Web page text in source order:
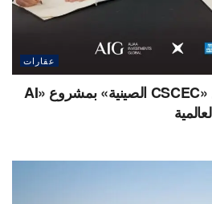
عقارات
شركة «AIG» تتعاون مع «CSCEC الصينية» بمشروع «AI